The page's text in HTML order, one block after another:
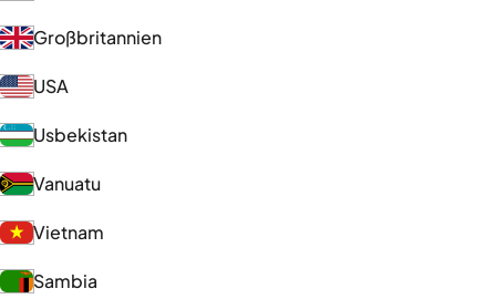
Großbritannien
USA
Usbekistan
Vanuatu
Vietnam
Sambia